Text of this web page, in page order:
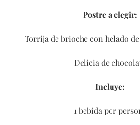
Postre a elegir:
Torrija de brioche con helado
Delicia de
Incluye:
1 bebida por